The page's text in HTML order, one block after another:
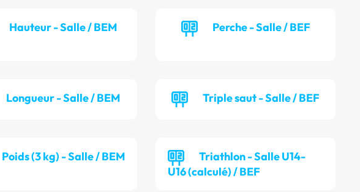
Hauteur - Salle / BEM Perche - Salle / BEF
Longueur - Salle / BEM Triple saut - Salle / BEF
Poids (3 kg) - Salle / BEM
Triathlon - Salle U14-
U16 (calculé) / BEF